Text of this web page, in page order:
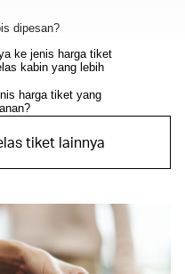
dipesan?
ke jenis harga tiket
kabin yang lebih
harga tiket yang
tiket lainnya